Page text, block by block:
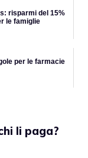
risparmi del 15%
le famiglie
per le farmacie
li paga?